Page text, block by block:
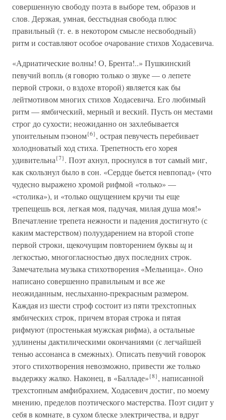
совершенную свободу поэта в выборе тем, образов и
слов. Дерзкая, умная, бесстыдная свобода плюс
правильный (т. е. в некотором смысле несвободный)
ритм и составляют особое очарование стихов Ходасевича.
«Адриатические волны! О, Брента!..» Пушкинский
певучий вопль (я говорю только о звуке — о лепете
первой строки, о вздохе второй) является как бы
лейтмотивом многих стихов Ходасевича. Его любимый
ритм — ямбический, мерный и веский. Пусть он местами
строг до сухости; неожиданно он захлебывается
упоительным пэоном{6}, острая певучесть перебивает
холодноватый ход стиха. Трепетность его хорея
удивительна{7}. Поэт ахнул, проснулся в тот самый миг,
как скользнул было в сон. «Сердце бьется невпопад» (что
чудесно выражено хромой рифмой «только» —
«столика»), и «только ощущением кручи ты еще
трепещешь вся, легкая моя, падучая, милая душа моя!»
Впечатление трепета нежности и падения достигнуто (с
каким мастерством) полуударением на второй стопе
первой строки, щекочущим повторением буквыщи
легкостью, многогласностью двух последних строк.
Замечательна музыка стихотворения «Мельница». Оно
написано совершенно правильным и все же
неожиданным, неслыханно-прекрасным размером.
Каждая из шести строф состоит из пяти трехстопных
ямбических строк, причем вторая строка и пятая
рифмуют (простенькая мужская рифма), а остальные
удлинены дактилическими окончаниями (с легчайшей
тенью ассонанса в смежных). Описать певучий говорок
этого стихотворения невозможно, привести же только
выдержку жалко. Наконец, в «Балладе»{8}, написанной
трехстопным амфибрахием, Ходасевич достиг, по моему
мнению, пределов поэтического мастерства. Поэт сидит у
себя в комнате, в сухом блеске электричества, и вдруг